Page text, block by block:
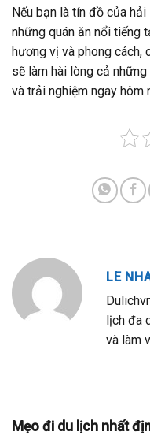
Nếu bạn là tín đồ của
những quán ăn nổi tiếng
hương vị và phong cách,
sẽ làm hài lòng cả
và trải nghiệm ngay hôm
LE
lịch đa
và làm
Mẹo đi du lịch nhất